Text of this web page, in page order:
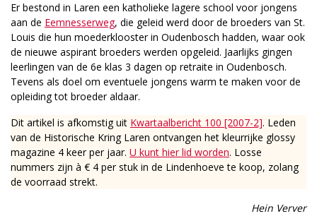
Er bestond in Laren een katholieke lagere school voor jongens
aan de Eemnesserweg, die geleid werd door de broeders van St.
Louis die hun moederklooster in Oudenbosch hadden, waar ook
de nieuwe aspirant broeders werden opgeleid. Jaarlijks gingen
leerlingen van de 6e klas 3 dagen op retraite in Oudenbosch.
Tevens als doel om eventuele jongens warm te maken voor de
opleiding tot broeder aldaar.
Dit artikel is afkomstig uit Kwartaalbericht 100 [2007-2]. Leden
van de Historische Kring Laren ontvangen het kleurrijke glossy
magazine 4 keer per jaar. U kunt hier lid worden. Losse
nummers zijn à € 4 per stuk in de Lindenhoeve te koop, zolang
de voorraad strekt.
Hein Verver